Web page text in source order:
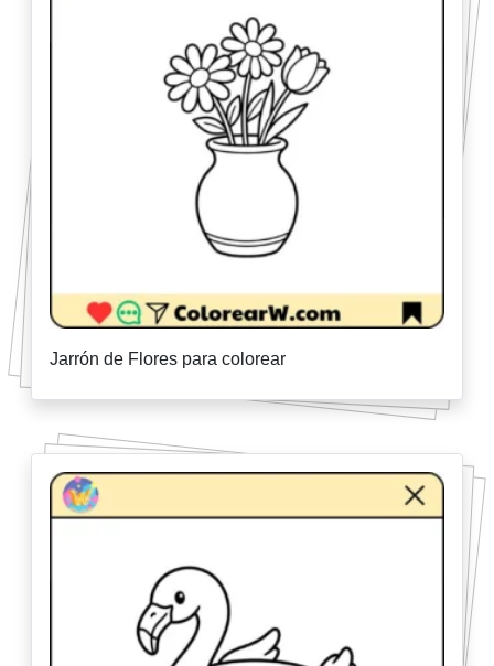
Jarrón de Flores para colorear